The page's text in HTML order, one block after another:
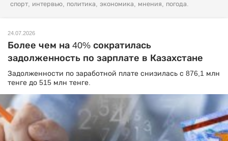
спорт, интервью, политика, экономика, мнения, погода.
24.07.2026
Более чем на 40% сократилась
задолженность по зарплате в Казахстане
Задолженности по заработной плате снизилась с 876,1 млн
тенге до 515 млн тенге.